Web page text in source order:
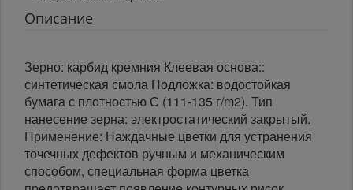
Описание
Зерно: карбид кремния Клеевая основа::
синтетическая смола Подложка: водостойкая
бумага с плотностью С (111-135 г/m2). Тип
нанесение зерна: электростатический закрытый.
Применение: Наждачные цветки для устранения
точечных дефектов ручным и механическим
способом, специальная форма цветка